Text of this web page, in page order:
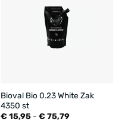
Bioval Bio 0.23 White Zak
4350 st
€ 15,95 - € 75,79Prijsklasse: